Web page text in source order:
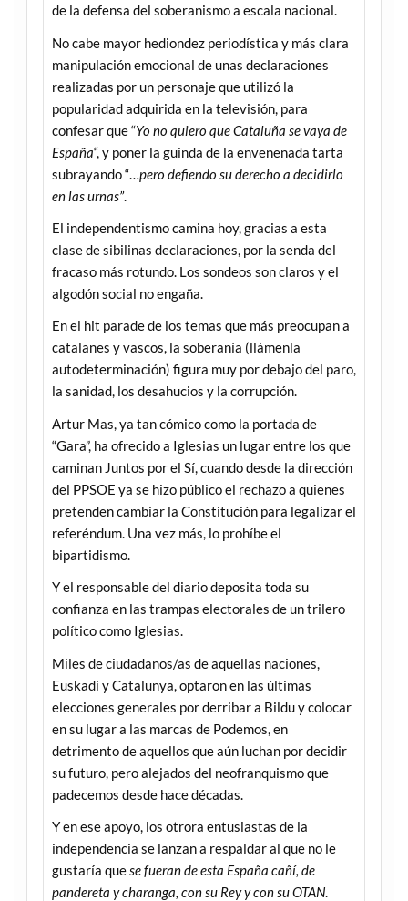
de la defensa del soberanismo a escala nacional.
No cabe mayor hediondez periodística y más clara
manipulación emocional de unas declaraciones
realizadas por un personaje que utilizó la
popularidad adquirida en la televisión, para
confesar que “Yo no quiero que Cataluña se vaya de
España“, y poner la guinda de la envenenada tarta
subrayando “…pero defiendo su derecho a decidirlo
en las urnas”.
El independentismo camina hoy, gracias a esta
clase de sibilinas declaraciones, por la senda del
fracaso más rotundo. Los sondeos son claros y el
algodón social no engaña.
En el hit parade de los temas que más preocupan a
catalanes y vascos, la soberanía (llámenla
autodeterminación) figura muy por debajo del paro,
la sanidad, los desahucios y la corrupción.
Artur Mas, ya tan cómico como la portada de
“Gara”, ha ofrecido a Iglesias un lugar entre los que
caminan Juntos por el Sí, cuando desde la dirección
del PPSOE ya se hizo público el rechazo a quienes
pretenden cambiar la Constitución para legalizar el
referéndum. Una vez más, lo prohíbe el
bipartidismo.
Y el responsable del diario deposita toda su
confianza en las trampas electorales de un trilero
político como Iglesias.
Miles de ciudadanos/as de aquellas naciones,
Euskadi y Catalunya, optaron en las últimas
elecciones generales por derribar a Bildu y colocar
en su lugar a las marcas de Podemos, en
detrimento de aquellos que aún luchan por decidir
su futuro, pero alejados del neofranquismo que
padecemos desde hace décadas.
Y en ese apoyo, los otrora entusiastas de la
independencia se lanzan a respaldar al que no le
gustaría quese fueran de esta España cañí, de
pandereta y charanga, con su Rey y con su OTAN.